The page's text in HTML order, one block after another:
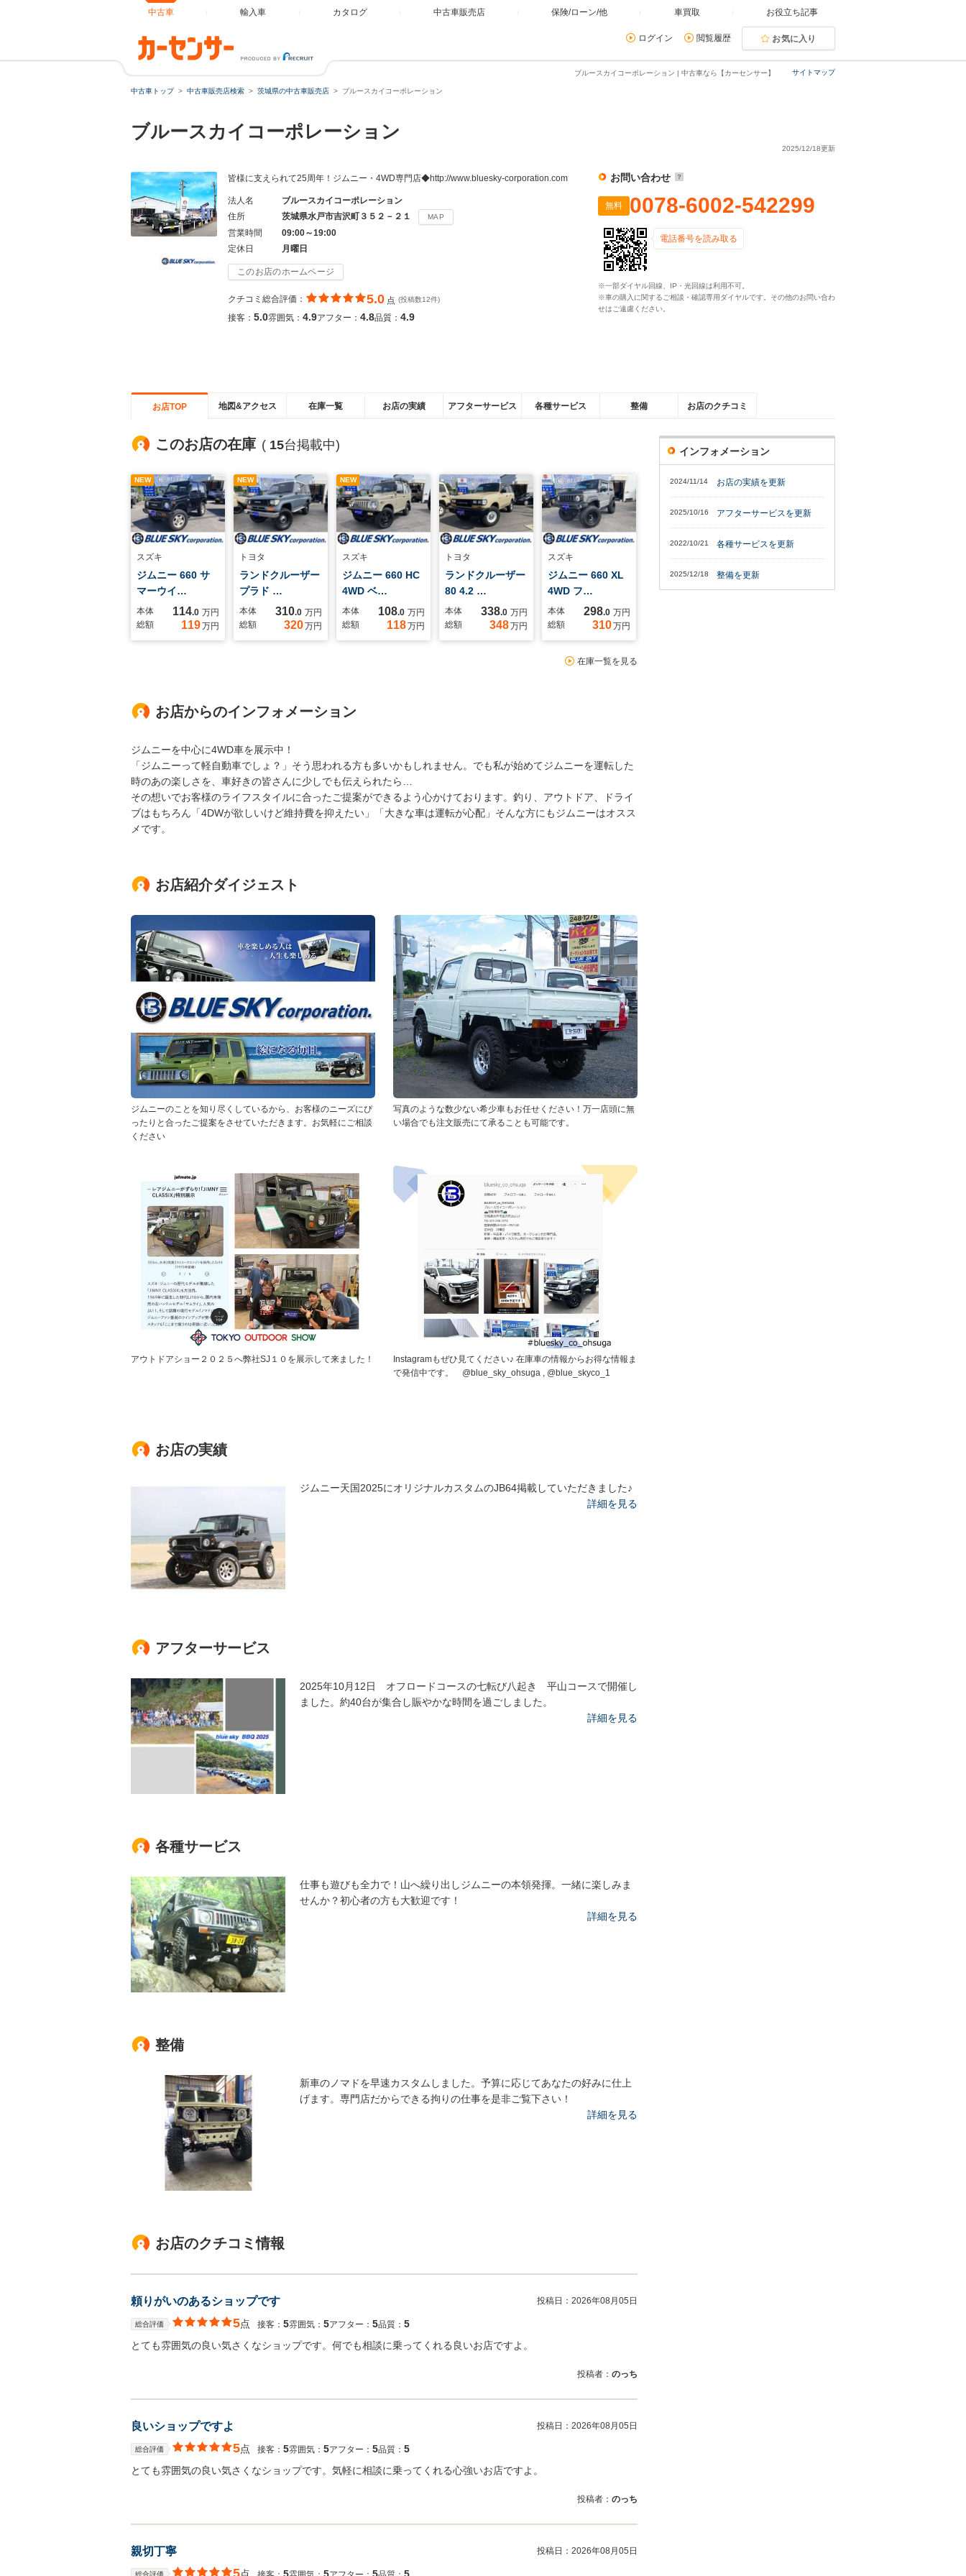
中古車 輸入車 カタログ 中古車販売店 保険/ローン/他 車買取 お役立ち記事
ログイン 閲覧履歴 お気に入り
サイトマップ
ブルースカイコーポレーション | 中古車なら【カーセンサー】
中古車トップ 中古車販売店検索 茨城県の中古車販売店 ブルースカイコーポレーション
ブルースカイコーポレーション
2025/12/18更新
皆様に支えられて25周年！ジムニー・4WD専門店◆http://www.bluesky-corporation.com
法人名
ブルースカイコーポレーション
住所
茨城県水戸市吉沢町３５２－２１ MAP
営業時間
09:00～19:00
定休日
月曜日
このお店のホームページ
クチコミ総合評価： 5.0 点 (投稿数12件)
接客： 5.0雰囲気： 4.9アフター： 4.8品質： 4.9
お問い合わせ
無料 0078-6002-542299
電話番号を読み取る
※一部ダイヤル回線、IP・光回線は利用不可。
※車の購入に関するご相談・確認専用ダイヤルです。その他のお問い合わ
せはご遠慮ください。
お店TOP 地図&アクセス 在庫一覧 お店の実績 アフターサービス 各種サービス 整備 お店のクチコミ
このお店の在庫 ( 15台掲載中)
NEW
スズキ
ジムニー 660 サ
マーウイ…
本体 114.0 万円
総額
119万円
NEW
トヨタ
ランドクルーザー
プラド …
本体 310.0 万円
総額
320万円
NEW
スズキ
ジムニー 660 HC
4WD ベ…
本体 108.0 万円
総額
118万円
トヨタ
ランドクルーザー
80 4.2 …
本体 338.0 万円
総額
348万円
スズキ
ジムニー 660 XL
4WD フ…
本体 298.0 万円
総額
310万円
在庫一覧を見る
お店からのインフォメーション
ジムニーを中心に4WD車を展示中！
「ジムニーって軽自動車でしょ？」そう思われる方も多いかもしれません。でも私が始めてジムニーを運転した
時のあの楽しさを、車好きの皆さんに少しでも伝えられたら…
その想いでお客様のライフスタイルに合ったご提案ができるよう心かけております。釣り、アウトドア、ドライ
ブはもちろん「4DWが欲しいけど維持費を抑えたい」「大きな車は運転が心配」そんな方にもジムニーはオスス
メです。
お店紹介ダイジェスト
ジムニーのことを知り尽くしているから、お客様のニーズにぴ
ったりと合ったご提案をさせていただきます。お気軽にご相談
ください
写真のような数少ない希少車もお任せください！万一店頭に無
い場合でも注文販売にて承ることも可能です。
アウトドアショー２０２５へ弊社SJ１０を展示して来ました！
Instagramもぜひ見てください♪ 在庫車の情報からお得な情報ま
で発信中です。 @blue_sky_ohsuga , @blue_skyco_1
お店の実績
ジムニー天国2025にオリジナルカスタムのJB64掲載していただきました♪
詳細を見る
アフターサービス
2025年10月12日 オフロードコースの七転び八起き 平山コースで開催し
ました。約40台が集合し賑やかな時間を過ごしました。
詳細を見る
各種サービス
仕事も遊びも全力で！山へ繰り出しジムニーの本領発揮。一緒に楽しみま
せんか？初心者の方も大歓迎です！
詳細を見る
整備
新車のノマドを早速カスタムしました。予算に応じてあなたの好みに仕上
げます。専門店だからできる拘りの仕事を是非ご覧下さい！
詳細を見る
お店のクチコミ情報
頼りがいのあるショップです 投稿日： 2026年08月05日
総合評価 5点 接客： 5雰囲気： 5アフター： 5品質： 5
とても雰囲気の良い気さくなショップです。何でも相談に乗ってくれる良いお店ですよ。
投稿者： のっち
良いショップですよ 投稿日： 2026年08月05日
総合評価 5点 接客： 5雰囲気： 5アフター： 5品質： 5
とても雰囲気の良い気さくなショップです。気軽に相談に乗ってくれる心強いお店ですよ。
投稿者： のっち
親切丁寧 投稿日： 2026年08月05日
総合評価 5
インフォメーション
2024/11/14 お店の実績を更新
2025/10/16 アフターサービスを更新
2022/10/21 各種サービスを更新
2025/12/18 整備を更新